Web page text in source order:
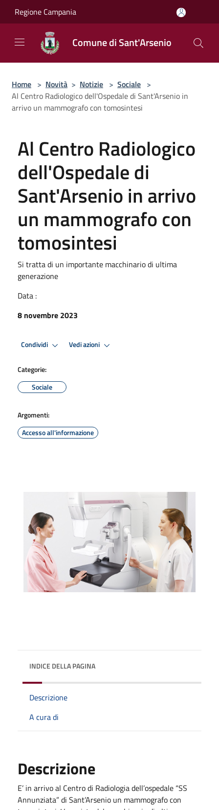
Regione Campania
Comune di Sant'Arsenio
Home > Novità > Notizie > Sociale >
Al Centro Radiologico dell'Ospedale di Sant'Arsenio in
arrivo un mammografo con tomosintesi
Al Centro Radiologico
dell'Ospedale di
Sant'Arsenio in arrivo
un mammografo con
tomosintesi
Si tratta di un importante macchinario di ultima
generazione
Data :
8 novembre 2023
Condividi Vedi azioni
Categorie:
Sociale
Argomenti:
Accesso all'informazione
INDICE DELLA PAGINA
Descrizione
A cura di
Descrizione
E’ in arrivo al Centro di Radiologia dell’ospedale “SS
Annunziata” di Sant’Arsenio un mammografo con